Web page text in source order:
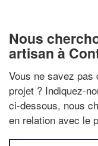
Nous
artisan à
Vous ne savez
projet ? Indiquez-
ci-dessous, nous
en relation avec le